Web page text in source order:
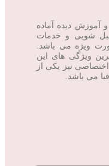
آموزش دیده آماده
مبل شویی و خدمات
ویژه می باشد.
ویژگی های این
نیز یکی از
می باشد.